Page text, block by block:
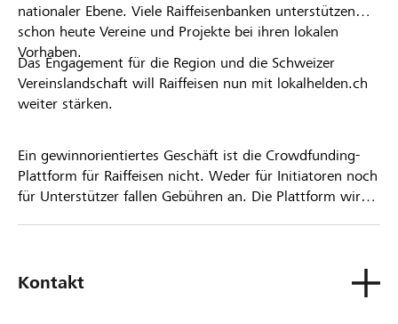
nationaler Ebene. Viele Raiffeisenbanken unterstützen
schon heute Vereine und Projekte bei ihren lokalen
Vorhaben.
Das Engagement für die Region und die Schweizer
Vereinslandschaft will Raiffeisen nun mit lokalhelden.ch
weiter stärken.
Ein gewinnorientiertes Geschäft ist die Crowdfunding-
Plattform für Raiffeisen nicht. Weder für Initiatoren noch
für Unterstützer fallen Gebühren an. Die Plattform wird
Kontakt